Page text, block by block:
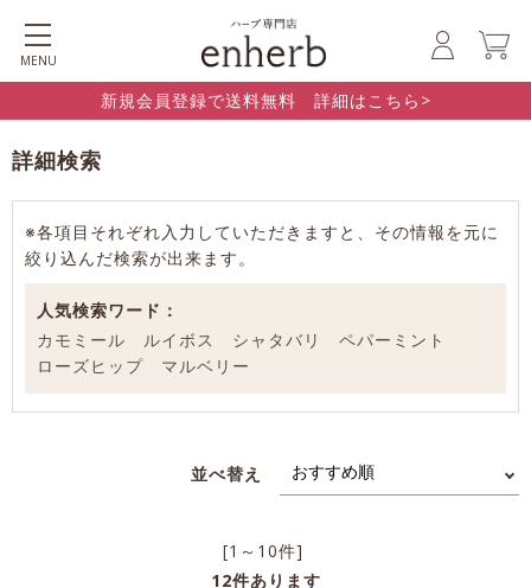
MENU
新規会員登録で送料無料 詳細はこちら>
詳細検索
※各項目それぞれ入力していただきますと、その情報を元に
絞り込んだ検索が出来ます。
人気検索ワード：
カモミール
ルイボス シャタバリ
ペパーミント
ローズヒップ
マルベリー
並べ替え
[1～10件]
12件あります